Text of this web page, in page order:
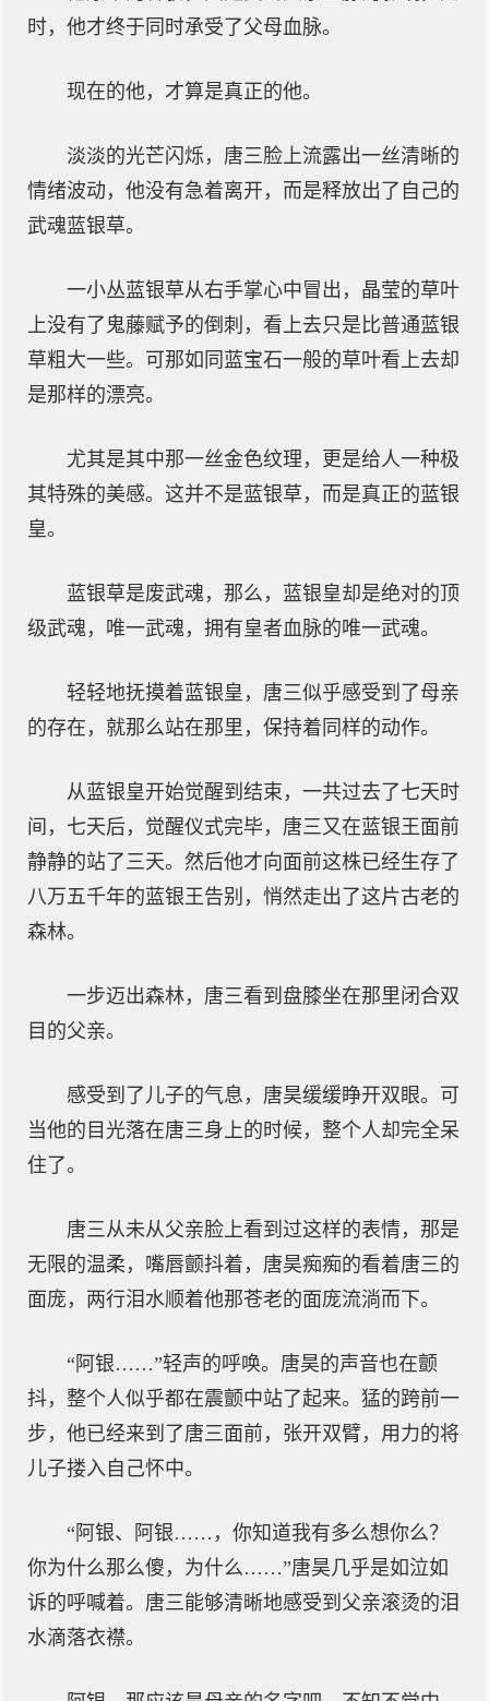
时，他才终于同时承受了父母血脉。
现在的他，才算是真正的他。
淡淡的光芒闪烁，唐三脸上流露出一丝清晰的
情绪波动，他没有急着离开，而是释放出了自己的
武魂蓝银草。
一小丛蓝银草从右手掌心中冒出，晶莹的草叶
上没有了鬼藤赋予的倒刺，看上去只是比普通蓝银
草粗大一些。可那如同蓝宝石一般的草叶看上去却
是那样的漂亮。
尤其是其中那一丝金色纹理，更是给人一种极
其特殊的美感。这并不是蓝银草，而是真正的蓝银
皇。
蓝银草是废武魂，那么，蓝银皇却是绝对的顶
级武魂，唯一武魂，拥有皇者血脉的唯一武魂。
轻轻地抚摸着蓝银皇，唐三似乎感受到了母亲
的存在，就那么站在那里，保持着同样的动作。
从蓝银皇开始觉醒到结束，一共过去了七天时
间，七天后，觉醒仪式完毕，唐三又在蓝银王面前
静静的站了三天。然后他才向面前这株已经生存了
八万五千年的蓝银王告别，悄然走出了这片古老的
森林。
一步迈出森林，唐三看到盘膝坐在那里闭合双
目的父亲。
感受到了儿子的气息，唐昊缓缓睁开双眼。可
当他的目光落在唐三身上的时候，整个人却完全呆
住了。
唐三从未从父亲脸上看到过这样的表情，那是
无限的温柔，嘴唇颤抖着，唐昊痴痴的看着唐三的
面庞，两行泪水顺着他那苍老的面庞流淌而下。
“阿银……”轻声的呼唤。唐昊的声音也在颤
抖，整个人似乎都在震颤中站了起来。猛的跨前一
步，他已经来到了唐三面前，张开双臂，用力的将
儿子搂入自己怀中。
“阿银、阿银……，你知道我有多么想你么？
你为什么那么傻，为什么……”唐昊几乎是如泣如
诉的呼喊着。唐三能够清晰地感受到父亲滚烫的泪
水滴落衣襟。